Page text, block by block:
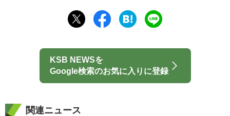
KSB NEWSを
Google検索のお気に入りに登録
関連ニュース